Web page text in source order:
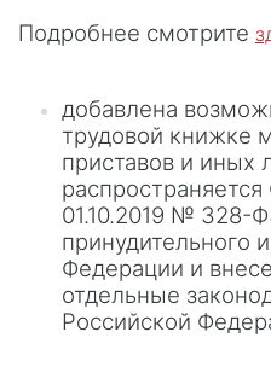
Подробнее смотрите
добавлена
трудовой книжке
приставов и иных
01.10.2019 № 328-
принудительного
Федерации и
отдельные
Российской